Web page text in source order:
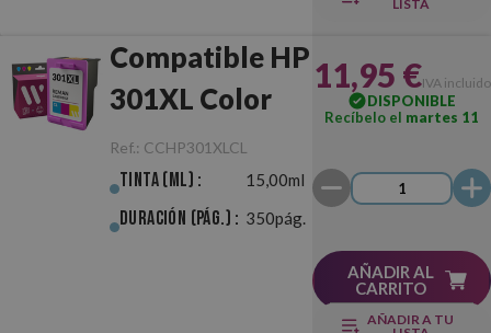
LISTA
Compatible HP
301XL Color
Ref.: CCHP301XLCL
Tinta (ml) : 15,00ml
Duración (pág.) : 350pág.
11,95 €IVA incluido
DISPONIBLE
Recíbelo el martes 11
AÑADIR AL
CARRITO
AÑADIR A TU